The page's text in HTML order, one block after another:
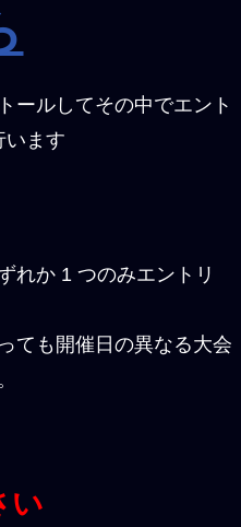
ールしてその中でエント
います
れか 1 つのみエントリ
ても開催日の異なる大会
い